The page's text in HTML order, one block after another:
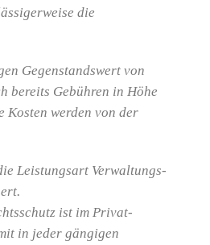
die
Gegenstandswert von
bereits Gebühren in Höhe
Kosten werden von der
Leistungsart Verwaltungs-
ist im Privat-
in jeder gängigen